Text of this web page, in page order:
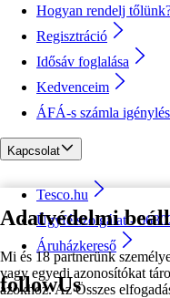
Adatvédelmi
Mi és 18 partnerünk
vagy egyedi azonosítókat
azokhoz. Az Összes
Hogyan rendelj
Regisztráció
Idősáv foglalása
Kedvenceim
ÁFÁ-s számla igénylés
Kapcsolat
Tesco.hu
Ügyfélszolgálat -
Áruházkereső
followUs